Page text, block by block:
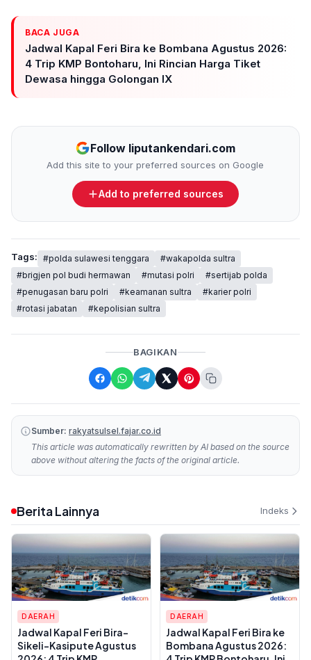
BACA JUGA
Jadwal Kapal Feri Bira ke Bombana Agustus 2026:
4 Trip KMP Bontoharu, Ini Rincian Harga Tiket
Dewasa hingga Golongan IX
Follow liputankendari.com
Add this site to your preferred sources on Google
Add to preferred sources
Tags: #polda sulawesi tenggara
#wakapolda sultra
#brigjen pol budi hermawan
#mutasi polri
#sertijab polda
#penugasan baru polri
#keamanan sultra
#karier polri
#rotasi jabatan
#kepolisian sultra
BAGIKAN
Sumber: rakyatsulsel.fajar.co.id
This article was automatically rewritten by AI based on the source
above without altering the facts of the original article.
Berita Lainnya Indeks
DAERAH
Jadwal Kapal Feri Bira-
Sikeli-Kasipute Agustus
DAERAH
Jadwal Kapal Feri Bira ke
Bombana Agustus 2026: